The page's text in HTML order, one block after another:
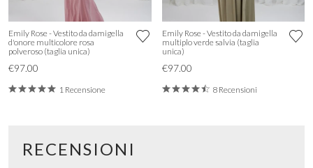
Emily Rose - Vestito da damigella
d'onore multicolore rosa
polveroso (taglia unica)
€97.00
1 Recensione
Emily Rose - Vestito da damigella
multiplo verde salvia (taglia
unica)
€97.00
8 Recensioni
RECENSIONI